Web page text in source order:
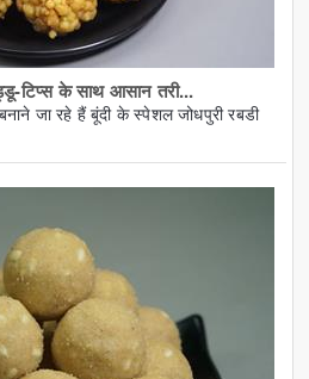
टिप्स के साथ आसान तरी...
जा रहे हैं बूंदी के स्पेशल जोधपुरी रबडी